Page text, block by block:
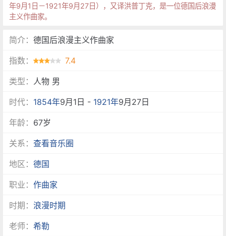
年9月1日－1921年9月27日），又译洪普丁克，是一位德国后浪漫
主义作曲家。
简介：德国后浪漫主义作曲家
指数： 7.4
类型： 人物 男
时代： 1854年9月1日 - 1921年9月27日
年龄： 67岁
关系：查看音乐圈
地区：德国
职业：作曲家
时期： 浪漫时期
老师：希勒